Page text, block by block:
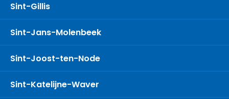
Sint-Gillis
Sint-Jans-Molenbeek
Sint-Joost-ten-Node
Sint-Katelijne-Waver